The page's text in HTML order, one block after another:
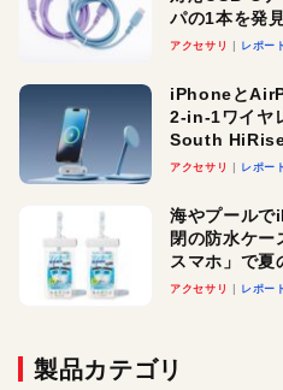
パの1本を発
アクセサリ レポート
iPhoneと
2-in-1ワイヤ
South
ースでおしゃ
アクセサリ レポート
海やプール
閉の防水ケ
スマホ」で夏
アクセサリ レポート
製品カテゴリ